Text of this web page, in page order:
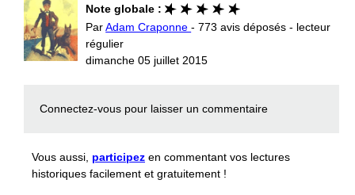
Note globale :
ParAdam Craponne- 773 avis déposés - lecteur
régulier
dimanche 05 juillet 2015
Connectez-vous pour laisser un commentaire
Vous aussi, participez en commentant vos lectures
historiques facilement et gratuitement !